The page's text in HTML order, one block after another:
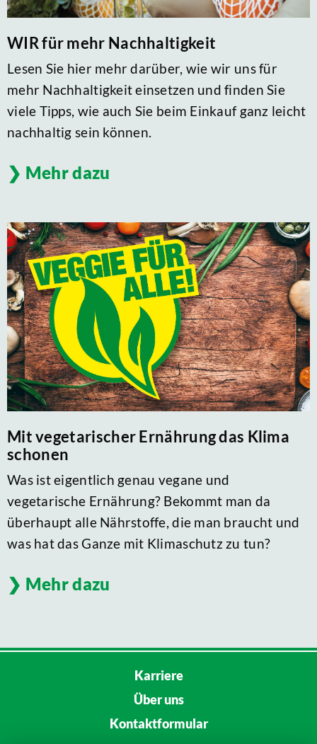
WIR für mehr Nachhaltigkeit
Lesen Sie hier mehr darüber, wie wir uns für
mehr Nachhaltigkeit einsetzen und finden Sie
viele Tipps, wie auch Sie beim Einkauf ganz leicht
nachhaltig sein können.
Mehr dazu
Mit vegetarischer Ernährung das Klima
schonen
Was ist eigentlich genau vegane und
vegetarische Ernährung? Bekommt man da
überhaupt alle Nährstoffe, die man braucht und
was hat das Ganze mit Klimaschutz zu tun?
Mehr dazu
Karriere
Über uns
Kontaktformular